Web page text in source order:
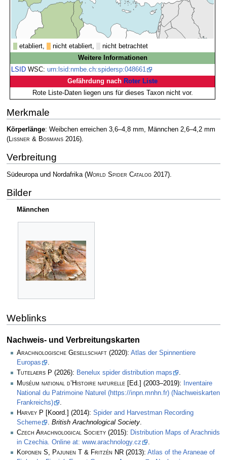
etabliert, nicht etabliert,
nicht betrachtet
Weitere Informationen
LSID WSC:urn:lsid:nmbe.ch:spidersp:048661
Gefährdung nach Roter Liste
Rote Liste-Daten liegen uns für dieses Taxon nicht vor.
Merkmale
Körperlänge: Weibchen erreichen 3,6–4,8 mm, Männchen 2,6–4,2 mm
(Lissner & Bosmans2016).
Verbreitung
Südeuropa und Nordafrika (World Spider Catalog2017).
Bilder
Männchen
Weblinks
Nachweis- und Verbreitungskarten
Arachnologische Gesellschaft (2020): Atlas der Spinnentiere
Europas
.
Tutelaers P (2026): Benelux spider distribution maps
.
Muséum national d’Histoire naturelle [Ed.] (2003–2019):
Inventaire
National du Patrimoine Naturel (https://inpn.mnhn.fr) (Nachweiskarten
Frankreichs)
Harvey P [Koord.] (2014): Spider and Harvestman Recording
Scheme
. British Arachnological Society.
Czech Arachnological Society (2015): Distribution Maps of Arachnids
in Czechia. Online at: www.arachnology.cz
.
Koponen S, Pajunen T & Fritzén NR (2013): Atlas of the Araneae of